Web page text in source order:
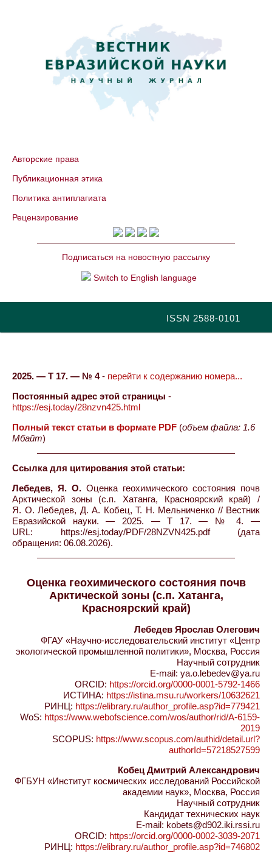
Авторские права
Публикационная этика
Политика антиплагиата
Рецензирование
Подписаться на новостную рассылку
Switch to English language
ISSN 2588-0101
2025. — Т 17. — № 4- перейти к содержанию номера...
Постоянный адрес этой страницы -
https://esj.today/28nzvn425.html
Полный текст статьи в формате PDF (объем файла: 1.6
Мбайт)
Ссылка для цитирования этой статьи:
Лебедев, Я. О. Оценка геохимического состояния почв
Арктической зоны (с.п. Хатанга, Красноярский край) /
Я. О. Лебедев, Д. А. Кобец, Т. Н. Мельниченко // Вестник
Евразийской науки. — 2025. — Т 17. — № 4. —
URL: https://esj.today/PDF/28NZVN425.pdf (дата
обращения: 06.08.2026).
Оценка геохимического состояния почв
Арктической зоны (с.п. Хатанга,
Красноярский край)
Лебедев Ярослав Олегович
ФГАУ «Научно-исследовательский институт «Центр
экологической промышленной политики», Москва, Россия
Научный сотрудник
E-mail: ya.o.lebedev@ya.ru
ORCID: https://orcid.org/0000-0001-5792-1466
ИСТИНА: https://istina.msu.ru/workers/10632621
РИНЦ: https://elibrary.ru/author_profile.asp?id=779421
WoS: https://www.webofscience.com/wos/author/rid/A-6159-
2019
SCOPUS: https://www.scopus.com/authid/detail.url?
authorId=57218527599
Кобец Дмитрий Александрович
ФГБУН «Институт космических исследований Российской
академии наук», Москва, Россия
Научный сотрудник
Кандидат технических наук
E-mail: kobets@d902.iki.rssi.ru
ORCID: https://orcid.org/0000-0002-3039-2071
РИНЦ: https://elibrary.ru/author_profile.asp?id=746802